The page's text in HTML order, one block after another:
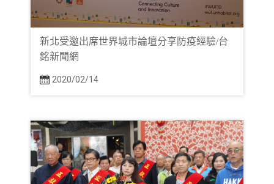
新北受邀出席世界城市論壇分享防疫經驗/台
銘新聞網
2020/02/14